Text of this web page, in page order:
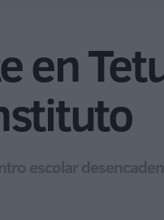
en
escolar